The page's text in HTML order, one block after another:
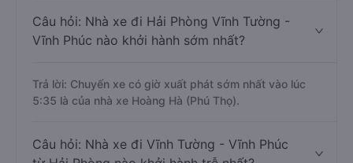
Câu hỏi: Nhà xe đi Hải Phòng Vĩnh Tường -
Vĩnh Phúc nào khởi hành sớm nhất?
Trả lời: Chuyến xe có giờ xuất phát sớm nhất vào lúc
5:35 là của nhà xe Hoàng Hà (Phú Thọ).
Câu hỏi: Nhà xe đi Vĩnh Tường - Vĩnh Phúc